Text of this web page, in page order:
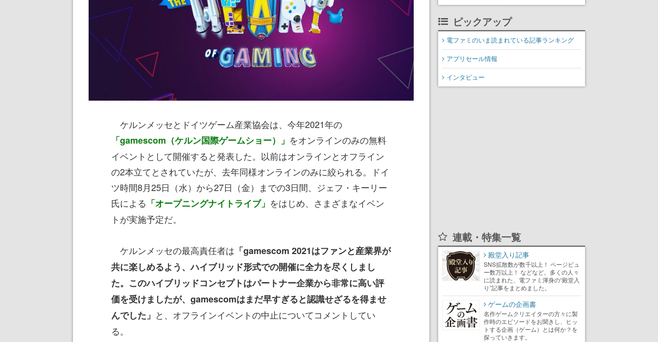
ケルンメッセとドイツゲーム産業協会は、今年2021年の
「gamescom（ケルン国際ゲームショー）」 をオンラインのみの無料
イベントとして開催すると発表した。以前はオンラインとオフライン
の2本立てとされていたが、去年同様オンラインのみに絞られる。ドイ
ツ時間8月25日（水）から27日（金）までの3日間、ジェフ・キーリー
氏による 「オープニングナイトライブ」 をはじめ、さまざまなイベン
トが実施予定だ。
ケルンメッセの最高責任者は 「gamescom 2021はファンと産業界が
共に楽しめるよう、ハイブリッド形式での開催に全力を尽くしまし
た。このハイブリッドコンセプトはパートナー企業から非常に高い評
価を受けましたが、gamescomはまだ早すぎると認識せざるを得ませ
んでした」 と、オフラインイベントの中止についてコメントしてい
る。
たネコたちと、ネコを溺
描く
ピックアップ
電ファミのいま読まれている記事ランキング
アプリセール情報
インタビュー
連載・特集一覧
殿堂入り記事
SNS拡散数が数千以上！ ページビュ
ー数万以上！ などなど。多くの人々
に読まれた、電ファミ渾身の“殿堂入
り”記事をまとめました。
ゲームの企画書
名作ゲームクリエイターの方々に製
作時のエピソードをお聞きし、ヒッ
トする企画（ゲーム）とは何か？を
探っていきます。